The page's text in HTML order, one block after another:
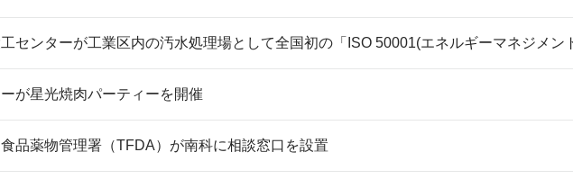
センターが工業区内の汚水処理場として全国初の「ISO 50001(エネルギーマネジメン
が星光焼肉パーティーを開催
品薬物管理署（TFDA）が南科に相談窓口を設置